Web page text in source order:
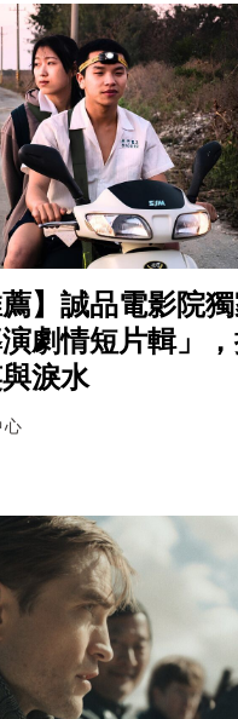
薦】誠品電影院
演劇情短片輯」
淚水
心